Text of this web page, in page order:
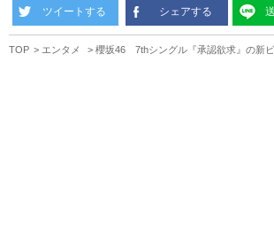
ツイートする シェアする
TOP エンタメ 櫻坂46 7thシングル『承認欲求』の新